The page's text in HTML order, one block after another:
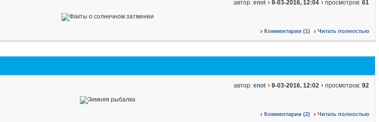
автор: enot 8-03-2016, 12:04 просмотров: 61
Комментарии (1) Читать полностью
автор: enot 8-03-2016, 12:02 просмотров: 92
Комментарии (2) Читать полностью